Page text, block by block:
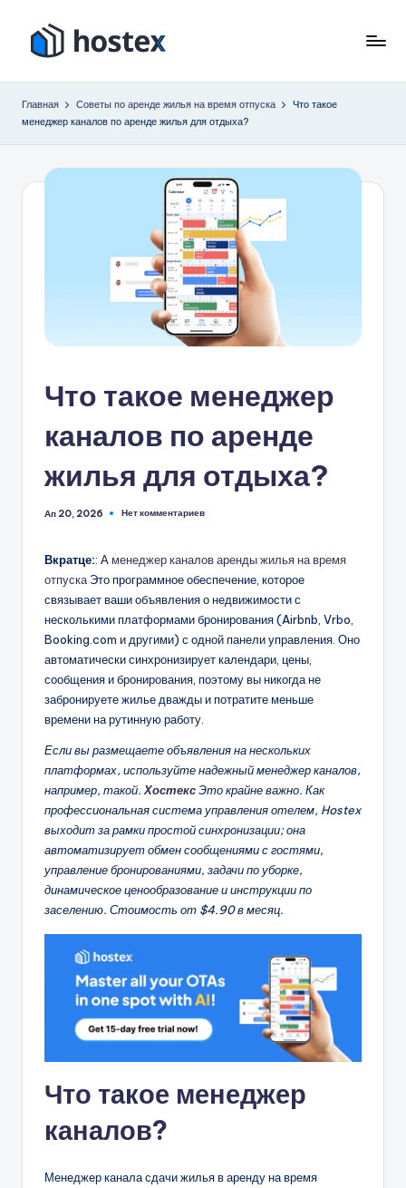
Перейти
содержимому
о
с
вашего
помощью
Главная Советы по аренде жилья на время отпуска
Что такое
менеджер каналов по аренде жилья для отдыха?
Что такое менеджер
каналов по аренде
жилья для отдыха?
Ап 20, 2026 Нет комментариев
Вкратце:: А менеджер каналов аренды жилья на время
отпуска Это программное обеспечение, которое
связывает ваши объявления о недвижимости с
несколькими платформами бронирования (Airbnb, Vrbo,
Booking.com и другими) с одной панели управления. Оно
автоматически синхронизирует календари, цены,
сообщения и бронирования, поэтому вы никогда не
забронируете жилье дважды и потратите меньше
времени на рутинную работу.
Если вы размещаете объявления на нескольких
платформах, используйте надежный менеджер каналов,
например, такой. ХостексЭто крайне важно. Как
профессиональная система управления отелем, Hostex
выходит за рамки простой синхронизации; она
автоматизирует обмен сообщениями с гостями,
управление бронированиями, задачи по уборке,
динамическое ценообразование и инструкции по
заселению. Стоимость от $4.90 в месяц.
Что такое менеджер
каналов?
Менеджер канала сдачи жилья в аренду на время